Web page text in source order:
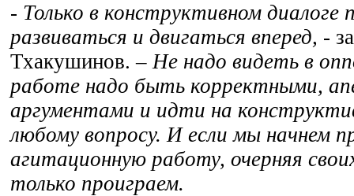
- Только в конструктивном
развиваться и двигаться вперед, -
Тхакушинов. –Не надо видеть в
работе надо быть корректными,
аргументами и идти на
любому вопросу. И если мы начнем
агитационную работу, очерняя
только проиграем.